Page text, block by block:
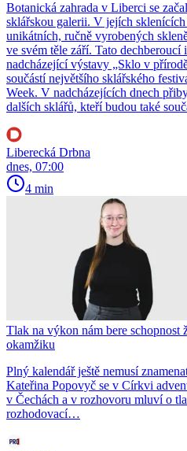
Botanická zahrada v Liberci se
sklářskou galerii. V jejích
unikátních, ručně vyrobených
ve svém těle září. Tato
nadcházející výstavy „Sklo v
součástí největšího sklářského
Week. V nadcházejících dnech
dalších sklářů, kteří budou také
Liberecká Drbna
dnes, 07:00
4 min
Tlak na výkon nám bere schopnost
okamžiku
Plný kalendář ještě nemusí
Kateřina Popovyč se v Církvi
v Čechách a v rozhovoru mluví o
rozhodovací…